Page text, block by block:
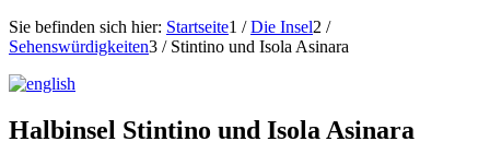
Sie befinden sich hier: Startseite1 / Die Insel2 /
Sehenswürdigkeiten3 / Stintino und Isola Asinara
Halbinsel Stintino und Isola Asinara